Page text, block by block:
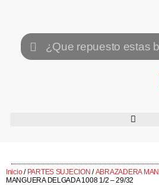
Inicio/ PARTES SUJECION /ABRAZADERA
MANGUERA DELGADA 1008 1/2 – 29/32